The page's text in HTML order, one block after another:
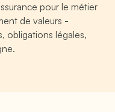
pour le métier
de valeurs -
obligations légales,